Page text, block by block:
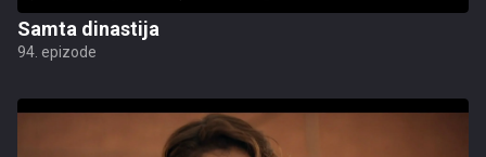
Samta dinastija
94. epizode